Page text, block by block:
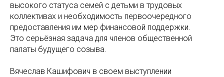
высокого статуса семей с детьми в трудовых
коллективах и необходимость первоочередного
предоставления им мер финансовой поддержки.
Это серьёзная задача для членов общественной
палаты будущего созыва.
Вячеслав Кашифович в своем выступлении